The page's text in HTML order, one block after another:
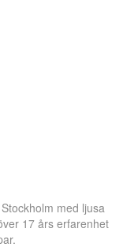
med ljusa
17 års erfarenhet